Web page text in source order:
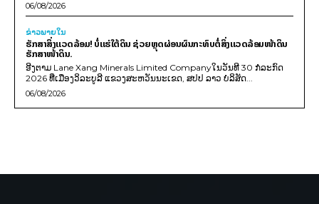
06/08/2026
ຂ່າວພາຍ​ໃນ
ຮັກສາສິ່ງແວດລ້ອມ! ບໍ່ແຮ່ໃຕ້ດິນ ຊ່ວຍຫຼຸດຜ່ອນຜົນກະທົບຕໍ່ສິ່ງແວດລ້ອມໜ້າດິນ
ຮັກສາໜ້າດິນ.
ອີງຕາມ Lane Xang Minerals Limited Companyໃນວັນທີ 30 ກໍລະກົດ
2026 ທີ່ເມືອງວິລະບູລີ ແຂວງສະຫວັນນະເຂດ, ສປປ ລາວ ບໍລິສັດ...
06/08/2026